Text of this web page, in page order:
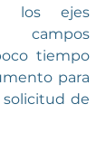
los ejes
campos
tiempo
para
de